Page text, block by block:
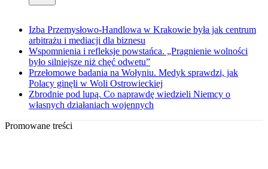
Izba Przemysłowo-Handlowa w Krakowie była jak centrum
arbitrażu i mediacji dla biznesu
Wspomnienia i refleksje powstańca. „Pragnienie wolności
było silniejsze niż chęć odwetu”
Przełomowe badania na Wołyniu. Medyk sprawdzi, jak
Polacy ginęli w Woli Ostrowieckiej
Zbrodnie pod lupą. Co naprawdę wiedzieli Niemcy o
własnych działaniach wojennych
Promowane treści